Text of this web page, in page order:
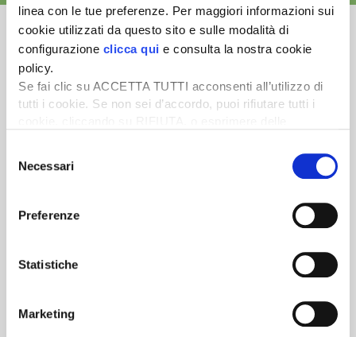
linea con le tue preferenze. Per maggiori informazioni sui
cookie utilizzati da questo sito e sulle modalità di
configurazione clicca qui e consulta la nostra cookie
policy.
Se fai clic su ACCETTA TUTTI acconsenti all’utilizzo di
tutti i cookie. Se non sei d’accordo, puoi rifiutare tutti i
desideri accettare e cliccando ACCETTA SELEZIONATI.
delNecessari
Preferenze
Statistiche
Marketing
Newsletter